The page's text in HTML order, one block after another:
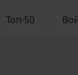
Топ-50